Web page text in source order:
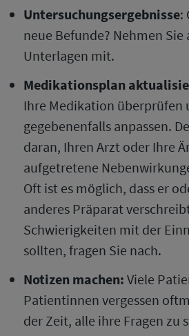
Untersuchungsergebnisse:
neue Befunde? Nehmen
Unterlagen mit.
Medikationsplan
Ihre Medikation überprüfen
gegebenenfalls anpassen.
daran, Ihren Arzt oder Ihre
aufgetretene
Oft ist es möglich, dass er
anderes Präparat
Schwierigkeiten mit der
sollten, fragen Sie nach.
Notizen machen: Viele
Patientinnen vergessen
der Zeit, alle ihre Fragen zu